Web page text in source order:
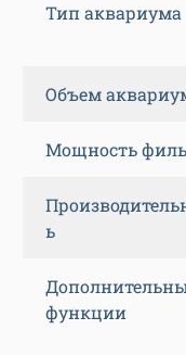
Тип аквариума
Объем
Мощность
ь
функции